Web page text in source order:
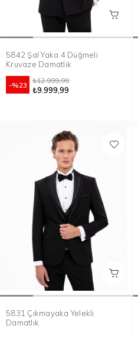
5842 Şal Yaka 4 Düğmeli
Kruvaze Damatlık
%23
₺9.999,99
₺12.999,99
5831 Çıkmayaka Yelekli
Damatlık